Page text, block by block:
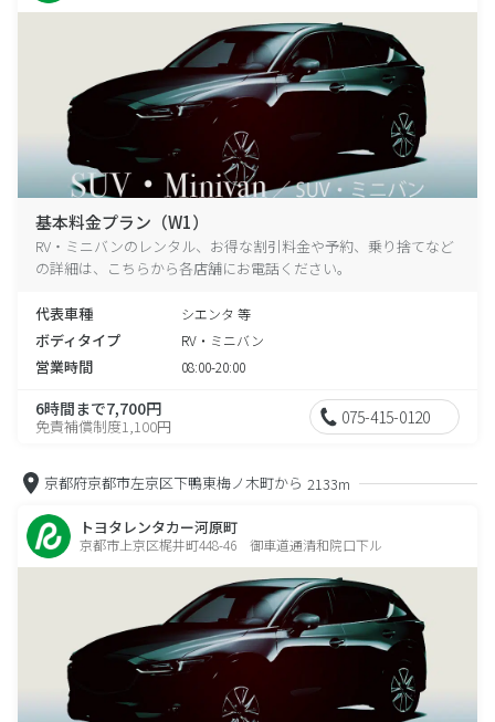
基本料金プラン（W1）
RV・ミニバンのレンタル、お得な割引料金や予約、乗り捨てなど
の詳細は、こちらから各店舗にお電話ください。
代表車種 シエンタ 等
ボディタイプ RV・ミニバン
営業時間 08:00-20:00
6時間まで7,700円
免責補償制度1,100円 075-415-0120
京都府京都市左京区下鴨東梅ノ木町から 2133m
トヨタレンタカー河原町
京都市上京区梶井町448-46 御車道通清和院口下ル